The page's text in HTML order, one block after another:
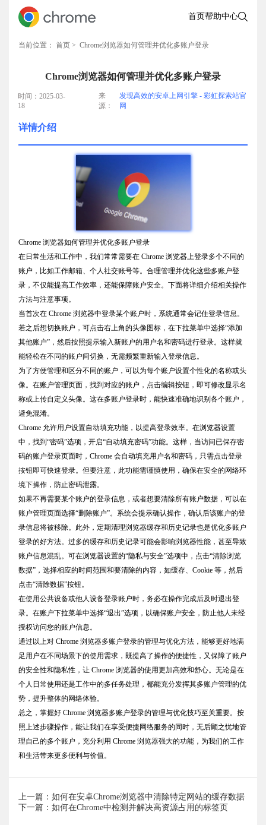
首页帮助中心
当前位置： 首页 > Chrome浏览器如何管理并优化多账户登录
Chrome浏览器如何管理并优化多账户登录
时间：2025-03-
18
来
源：
发现高效的安卓上网引擎 - 彩虹探索站官
网
详情介绍
Chrome 浏览器如何管理并优化多账户登录
在日常生活和工作中，我们常常需要在 Chrome 浏览器上登录多个不同的
账户，比如工作邮箱、个人社交账号等。合理管理并优化这些多账户登
录，不仅能提高工作效率，还能保障账户安全。下面将详细介绍相关操作
方法与注意事项。
当首次在 Chrome 浏览器中登录某个账户时，系统通常会记住登录信息。
若之后想切换账户，可点击右上角的头像图标，在下拉菜单中选择“添加
其他账户”，然后按照提示输入新账户的用户名和密码进行登录。这样就
能轻松在不同的账户间切换，无需频繁重新输入登录信息。
为了方便管理和区分不同的账户，可以为每个账户设置个性化的名称或头
像。在账户管理页面，找到对应的账户，点击编辑按钮，即可修改显示名
称或上传自定义头像。这在多账户登录时，能快速准确地识别各个账户，
避免混淆。
Chrome 允许用户设置自动填充功能，以提高登录效率。在浏览器设置
中，找到“密码”选项，开启“自动填充密码”功能。这样，当访问已保存密
码的账户登录页面时，Chrome 会自动填充用户名和密码，只需点击登录
按钮即可快速登录。但要注意，此功能需谨慎使用，确保在安全的网络环
境下操作，防止密码泄露。
如果不再需要某个账户的登录信息，或者想要清除所有账户数据，可以在
账户管理页面选择“删除账户”。系统会提示确认操作，确认后该账户的登
录信息将被移除。此外，定期清理浏览器缓存和历史记录也是优化多账户
登录的好方法。过多的缓存和历史记录可能会影响浏览器性能，甚至导致
账户信息混乱。可在浏览器设置的“隐私与安全”选项中，点击“清除浏览
数据”，选择相应的时间范围和要清除的内容，如缓存、Cookie 等，然后
点击“清除数据”按钮。
在使用公共设备或他人设备登录账户时，务必在操作完成后及时退出登
录。在账户下拉菜单中选择“退出”选项，以确保账户安全，防止他人未经
授权访问您的账户信息。
通过以上对 Chrome 浏览器多账户登录的管理与优化方法，能够更好地满
足用户在不同场景下的使用需求，既提高了操作的便捷性，又保障了账户
的安全性和隐私性，让 Chrome 浏览器的使用更加高效和舒心。无论是在
个人日常使用还是工作中的多任务处理，都能充分发挥其多账户管理的优
势，提升整体的网络体验。
总之，掌握好 Chrome 浏览器多账户登录的管理与优化技巧至关重要。按
照上述步骤操作，能让我们在享受便捷网络服务的同时，无后顾之忧地管
理自己的多个账户，充分利用 Chrome 浏览器强大的功能，为我们的工作
和生活带来更多便利与价值。
上一篇：如何在安卓Chrome浏览器中清除特定网站的缓存数据
下一篇：如何在Chrome中检测并解决高资源占用的标签页